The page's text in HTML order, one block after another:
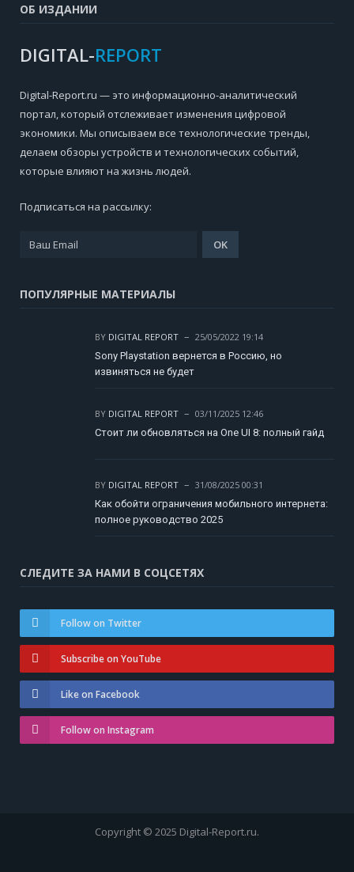
ОБ ИЗДАНИИ
DIGITAL-REPORT
Digital-Report.ru — это информационно-аналитический
портал, который отслеживает изменения цифровой
экономики. Мы описываем все технологические тренды,
делаем обзоры устройств и технологических событий,
которые влияют на жизнь людей.
Подписаться на рассылку:
ПОПУЛЯРНЫЕ МАТЕРИАЛЫ
BY DIGITAL REPORT
25/05/2022 19:14
Sony Playstation вернется в Россию, но
извиняться не будет
BY DIGITAL REPORT
03/11/2025 12:46
Стоит ли обновляться на One UI 8: полный гайд
BY DIGITAL REPORT
31/08/2025 00:31
Как обойти ограничения мобильного интернета:
полное руководство 2025
СЛЕДИТЕ ЗА НАМИ В СОЦСЕТЯХ
Follow on Twitter
Subscribe on YouTube
Like on Facebook
Follow on Instagram
Copyright © 2025 Digital-Report.ru.